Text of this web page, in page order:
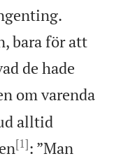
bara för att
de hade
om varenda
alltid
[1]: ”Man